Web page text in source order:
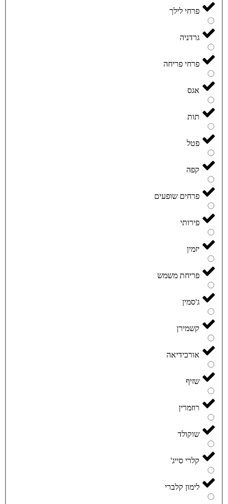
פרחי לילך
גרדניה
פרחי פריחה
אגס
תות
פטל
קפה
פרחים שופעים
פירותי
יזמין
פריחת משמש
ג'סמין
קשמירן
אורכידיאה
שזיף
רוזמרין
שוקולד
קלרי סייג'
לימון קלברי